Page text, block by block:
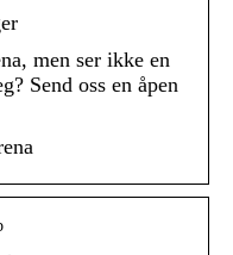
men ser ikke en
Send oss en åpen